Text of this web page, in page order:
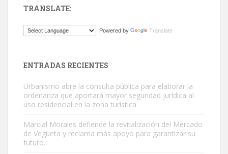
El ayuntamiento se va a llevar a Los Gatos callejeros de la zona los
Gato manso encontrado
TRANSLATE:
Powered by Translate
ENTRADAS RECIENTES
Urbanismo abre la consulta pública para elaborar la
ordenanza que aportará mayor seguridad jurídica al
uso residencial en la zona turística
Marcial Morales defiende la revitalización del Mercado
de Vegueta y reclama más apoyo para garantizar su
futuro.